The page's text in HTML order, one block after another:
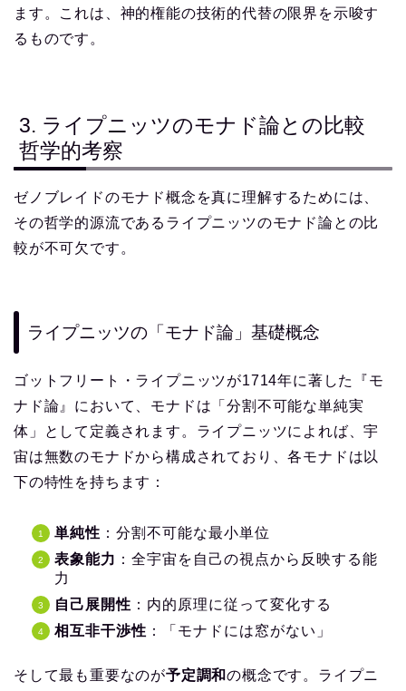
ます。これは、神的権能の技術的代替の限界を示唆す
るものです。
3. ライプニッツのモナド論との比較
哲学的考察
ゼノブレイドのモナド概念を真に理解するためには、
その哲学的源流であるライプニッツのモナド論との比
較が不可欠です。
ライプニッツの「モナド論」基礎概念
ゴットフリート・ライプニッツが1714年に著した『モ
ナド論』において、モナドは「分割不可能な単純実
体」として定義されます。ライプニッツによれば、宇
宙は無数のモナドから構成されており、各モナドは以
下の特性を持ちます：
単純性 ：分割不可能な最小単位
表象能力 ：全宇宙を自己の視点から反映する能
力
自己展開性 ：内的原理に従って変化する
相互非干渉性 ：「モナドには窓がない」
そして最も重要なのが予定調和の概念です。ライプニ